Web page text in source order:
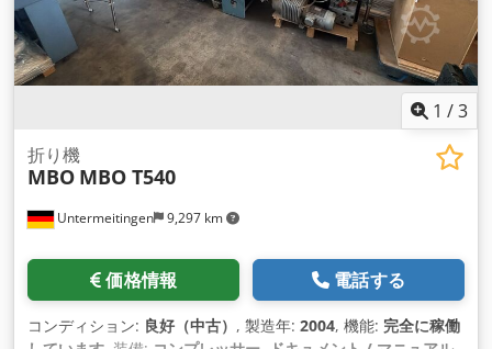
1 /3
Untermeitingen 9,297 km
折り機
MBO MBO T540
価格情報 電話する
コンディション: 良好（中古） , 製造年: 2004, 機能: 完全に稼働